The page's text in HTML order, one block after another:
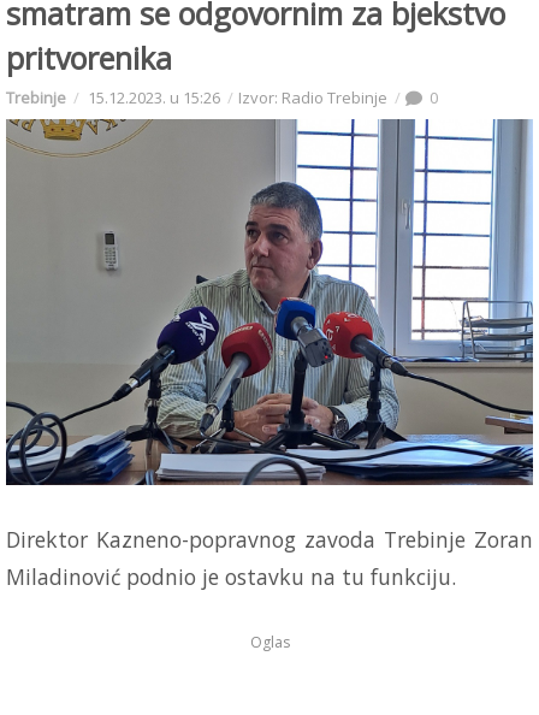
smatram se odgovornim za bjekstvo
pritvorenika
Trebinje 15.12.2023. u 15:26 Izvor: Radio Trebinje 0
Direktor Kazneno-popravnog zavoda Trebinje Zoran
Miladinović podnio je ostavku na tu funkciju.
Oglas